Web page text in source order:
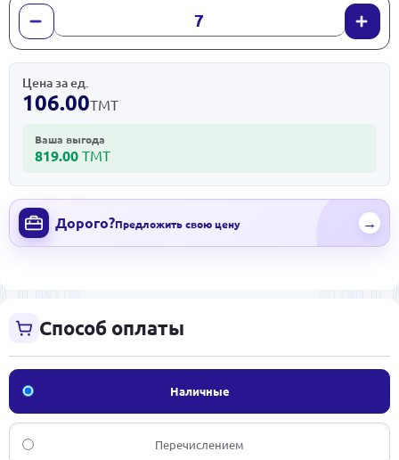
Цена за ед.
106.00ТМТ
Ваша выгода
819.00 ТМТ
Дорого?Предложить свою цену →
Способ оплаты
Наличные
Перечислением